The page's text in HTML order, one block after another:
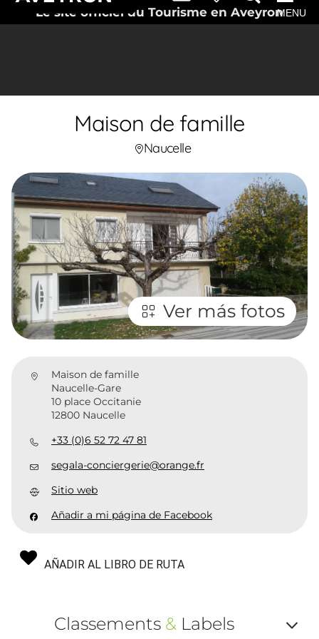
Le site officiel du Tourisme en AveyronMENU
Maison de famille
Naucelle
Ver más fotos
Maison de famille
Naucelle-Gare
10 place Occitanie
12800 Naucelle
+33 (0)6 52 72 47 81
segala-conciergerie@orange.fr
Sitio web
Añadir a mi página de Facebook
AÑADIR AL LIBRO DE RUTA
Classements &Labels